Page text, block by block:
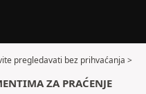
pregledavati bez prihvaćanja >
ZA PRAĆENJE